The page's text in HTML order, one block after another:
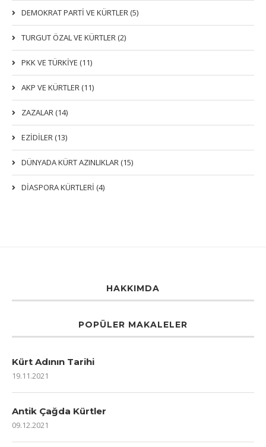
DEMOKRAT PARTI VE KÜRTLER (5)
TURGUT ÖZAL VE KÜRTLER (2)
PKK VE TÜRKIYE (11)
AKP VE KÜRTLER (11)
ZAZALAR (14)
EZIDILER (13)
DÜNYADA KÜRT AZINLIKLAR (15)
DİASPORA KÜRTLERİ (4)
HAKKIMDA
POPÜLER MAKALELER
Kürt Adının Tarihi
19.11.2021
Antik Çağda Kürtler
09.12.2021